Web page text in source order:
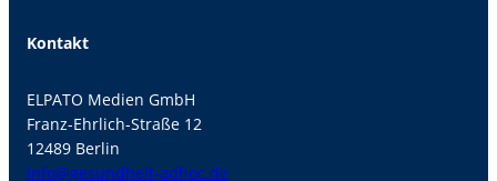
Kontakt
ELPATO Medien GmbH
Franz-Ehrlich-Straße 12
12489 Berlin
info@gesundheit-adhoc.de